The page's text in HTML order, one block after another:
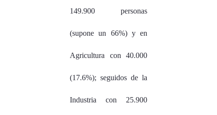
149.900 personas
(supone un 66%) y en
Agricultura con 40.000
(17.6%); seguidos de la
Industria con 25.900